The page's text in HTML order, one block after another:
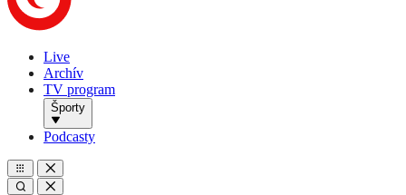
Live
Archív
TV program
Športy
Podcasty